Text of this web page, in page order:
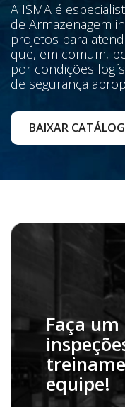
A ISMA é
de Armazenagem
projetos para
que, em comum,
por condições
de segurança
BAIXAR
Faça
equipe!